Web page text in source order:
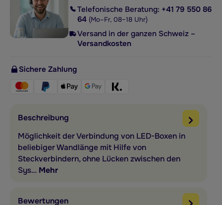
Telefonische Beratung: +41 79 550 86
64 (Mo–Fr, 08–18 Uhr)
Versand in der ganzen Schweiz –
Versandkosten
Sichere Zahlung
Beschreibung
Möglichkeit der Verbindung von LED-Boxen in
beliebiger Wandlänge mit Hilfe von
Steckverbindern, ohne Lücken zwischen den
Sys… Mehr
Bewertungen